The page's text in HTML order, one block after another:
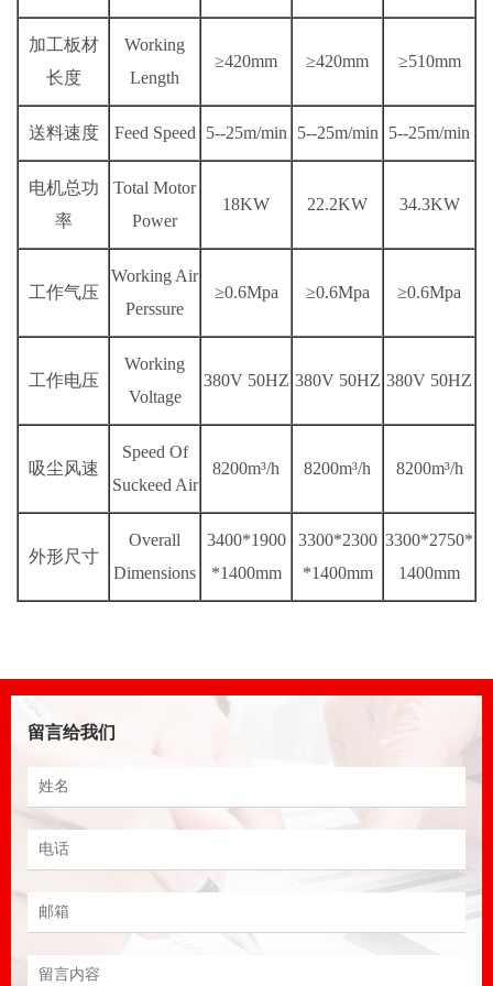
加工板材
长度
Working
Length
≥420mm ≥420mm ≥510mm
送料速度 Feed Speed 5--25m/min 5--25m/min 5--25m/min
电机总功
率
Total Motor
Power
18KW 22.2KW 34.3KW
工作气压
Working Air
Perssure
≥0.6Mpa ≥0.6Mpa ≥0.6Mpa
工作电压
Working
Voltage
380V 50HZ 380V 50HZ 380V 50HZ
吸尘风速
Speed Of
Suckeed Air
8200m³/h 8200m³/h 8200m³/h
外形尺寸
Overall
Dimensions
3400*1900
*1400mm
3300*2300
*1400mm
3300*2750*
1400mm
留言给我们